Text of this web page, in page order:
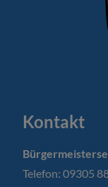
Kontakt
Telefon: 09305